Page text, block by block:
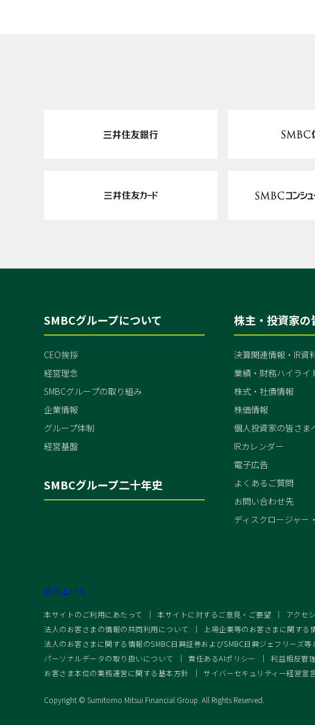
SMBCグループについて
CEO挨拶
経営理念
SMBCグループの取り組み
企業情報
グループ体制
経営基盤
SMBCグループ二十年史
株主・投資家の
決算関連情報・IR資
業績・財務ハイライ
株式・社債情報
株価情報
個人投資家の皆さま
IRカレンダー
電子広告
よくあるご質問
お問い合わせ先
ディスクロージャー
読み上げる
本サイトのご利用にあたって 本サイトに対するご意見・ご要望 アクセ
法人のお客さまの情報の共同利用について
上場企業等のお客さまに関する
法人のお客さまに関する情報のSMBC日興証券およびSMBC日興ジェフリーズ等
パーソナルデータの取り扱いについて
責任あるAIポリシー 利益相反管
お客さま本位の業務運営に関する基本方針
サイバーセキュリティー経営宣
Copyright © Sumitomo Mitsui Financial Group. All Rights Reserved.